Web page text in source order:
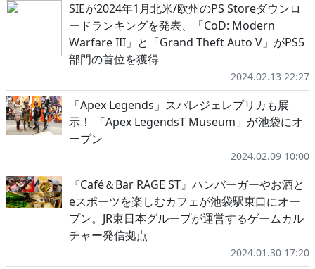
SIEが2024年1月北米/欧州のPS Storeダウンロ
ードランキングを発表、「CoD: Modern
Warfare III」と「Grand Theft Auto V」がPS5
部門の首位を獲得
2024.02.13 22:27
「Apex Legends」スパレジェレプリカも展
示！ 「Apex LegendsT Museum」が池袋にオ
ープン
2024.02.09 10:00
『Café＆Bar RAGE ST』ハンバーガーやお酒と
eスポーツを楽しむカフェが池袋駅東口にオー
プン。JR東日本グループが運営するゲームカル
チャー発信拠点
2024.01.30 17:20